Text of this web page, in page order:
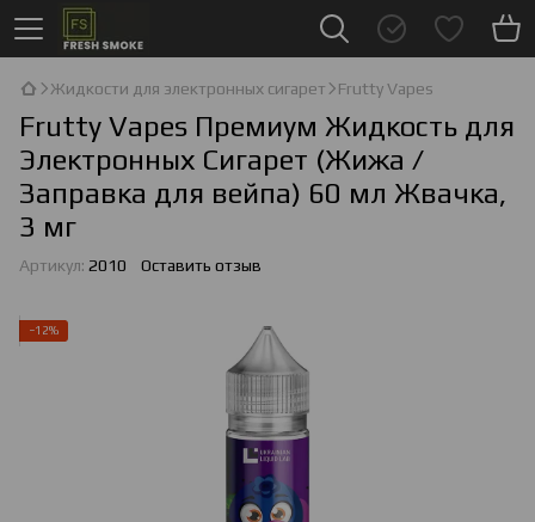
Жидкости для электронных сигарет Frutty Vapes
Frutty Vapes Премиум Жидкость для
Электронных Сигарет (Жижа /
Заправка для вейпа) 60 мл Жвачка,
3 мг
Артикул: 2010 Оставить отзыв
−12%